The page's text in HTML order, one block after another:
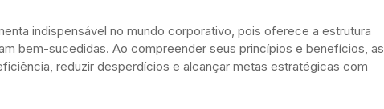
indispensável no mundo corporativo, pois oferece a estrutura
bem-sucedidas. Ao compreender seus princípios e benefícios, as
reduzir desperdícios e alcançar metas estratégicas com